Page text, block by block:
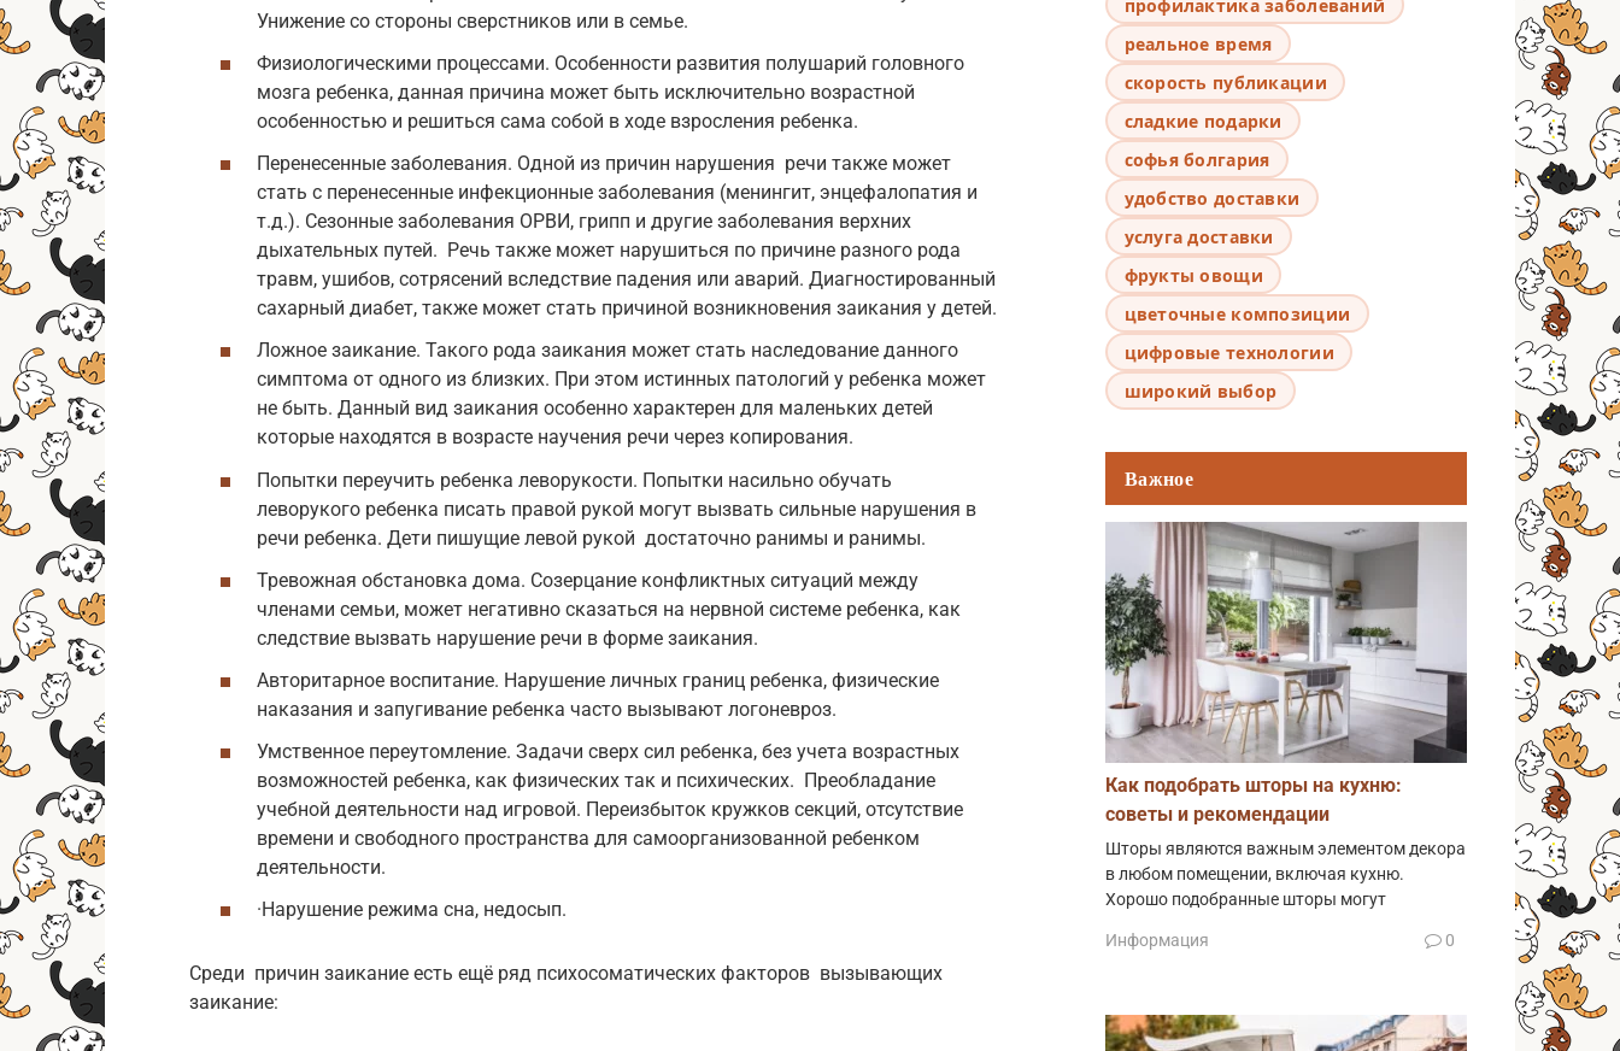
Унижение со стороны сверстников или в семье.
Физиологическими процессами. Особенности развития полушарий головного
мозга ребенка, данная причина может быть исключительно возрастной
особенностью и решиться сама собой в ходе взросления ребенка.
Перенесенные заболевания. Одной из причин нарушения речи также может
стать с перенесенные инфекционные заболевания (менингит, энцефалопатия и
т.д.). Сезонные заболевания ОРВИ, грипп и другие заболевания верхних
дыхательных путей. Речь также может нарушиться по причине разного рода
травм, ушибов, сотрясений вследствие падения или аварий. Диагностированный
сахарный диабет, также может стать причиной возникновения заикания у детей.
Ложное заикание. Такого рода заикания может стать наследование данного
симптома от одного из близких. При этом истинных патологий у ребенка может
не быть. Данный вид заикания особенно характерен для маленьких детей
которые находятся в возрасте научения речи через копирования.
Попытки переучить ребенка леворукости. Попытки насильно обучать
леворукого ребенка писать правой рукой могут вызвать сильные нарушения в
речи ребенка. Дети пишущие левой рукой достаточно ранимы и ранимы.
Тревожная обстановка дома. Созерцание конфликтных ситуаций между
членами семьи, может негативно сказаться на нервной системе ребенка, как
следствие вызвать нарушение речи в форме заикания.
Авторитарное воспитание. Нарушение личных границ ребенка, физические
наказания и запугивание ребенка часто вызывают логоневроз.
Умственное переутомление. Задачи сверх сил ребенка, без учета возрастных
возможностей ребенка, как физических так и психических. Преобладание
учебной деятельности над игровой. Переизбыток кружков секций, отсутствие
времени и свободного пространства для самоорганизованной ребенком
деятельности.
·Нарушение режима сна, недосып.
Среди причин заикание есть ещё ряд психосоматических факторов вызывающих
заикание:
профилактика заболеваний
реальное время
скорость публикации
сладкие подарки
софья болгария
удобство доставки
услуга доставки
фрукты овощи
цветочные композиции
цифровые технологии
широкий выбор
Важное
Как подобрать шторы на кухню:
советы и рекомендации
Шторы являются важным элементом декора
в любом помещении, включая кухню.
Хорошо подобранные шторы могут
Информация 0